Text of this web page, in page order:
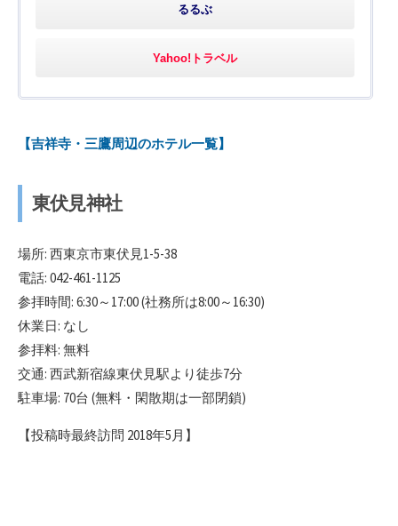
るるぶ
Yahoo!トラベル
【吉祥寺・三鷹周辺のホテル一覧】
東伏見神社
場所: 西東京市東伏見1-5-38
電話: 042-461-1125
参拝時間: 6:30～17:00 (社務所は8:00～16:30)
休業日: なし
参拝料: 無料
交通: 西武新宿線東伏見駅より徒歩7分
駐車場: 70台 (無料・閑散期は一部閉鎖)
【投稿時最終訪問 2018年5月】